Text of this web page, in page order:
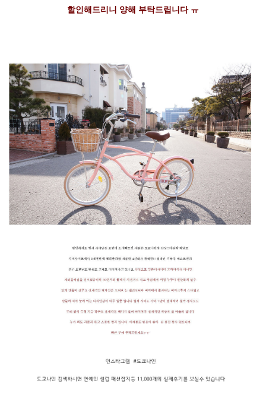
할인해드리니 양해 부탁드립니다 ㅠ